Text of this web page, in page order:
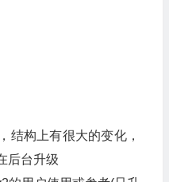
结构上有很大的变化，
后台升级